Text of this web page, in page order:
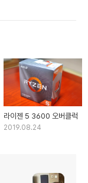
라이젠 5 3600 오버클럭
2019.08.24